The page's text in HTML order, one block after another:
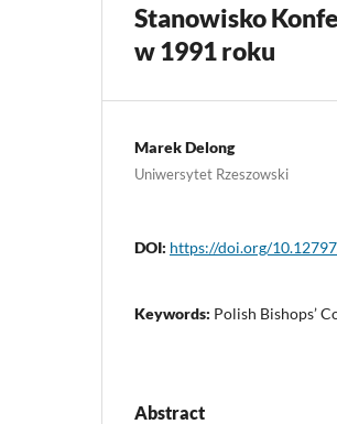
Stanowisko
w 1991 roku
Marek Delong
Uniwersytet Rzeszowski
DOI: https://doi.org/
Keywords: Polish Bishops’
Abstract